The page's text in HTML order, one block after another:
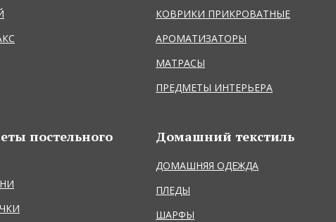
КОВРИКИ ПРИКРОВАТНЫЕ
АРОМАТИЗАТОРЫ
МАТРАСЫ
ПРЕДМЕТЫ ИНТЕРЬЕРА
постельного
Домашний текстиль
ДОМАШНЯЯ ОДЕЖДА
ПЛЕДЫ
ШАРФЫ